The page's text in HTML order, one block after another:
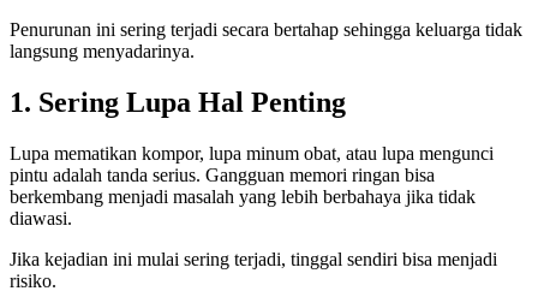
Penurunan ini sering terjadi secara bertahap sehingga keluarga tidak
langsung menyadarinya.
1. Sering Lupa Hal Penting
Lupa mematikan kompor, lupa minum obat, atau lupa mengunci
pintu adalah tanda serius. Gangguan memori ringan bisa
berkembang menjadi masalah yang lebih berbahaya jika tidak
diawasi.
Jika kejadian ini mulai sering terjadi, tinggal sendiri bisa menjadi
risiko.